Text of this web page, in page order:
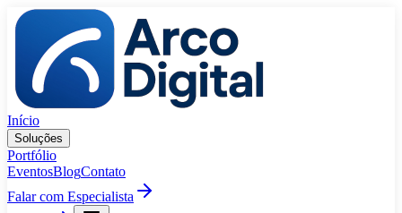
Pular para o conteúdo
Início
Soluções
Portfólio
EventosBlogContato
Falar com Especialista